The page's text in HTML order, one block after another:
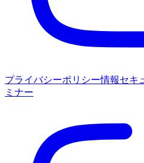
プライバシーポリシー情報セキ
ミナー